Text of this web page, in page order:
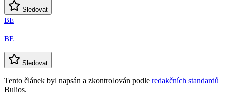
Sledovat
BE
BE
Sledovat
Tento článek byl napsán a zkontrolován podle redakčních standardů
Bulios.